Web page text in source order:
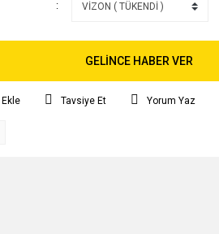
GELİNCE HABER VER
Tavsiye Et Yorum Yaz